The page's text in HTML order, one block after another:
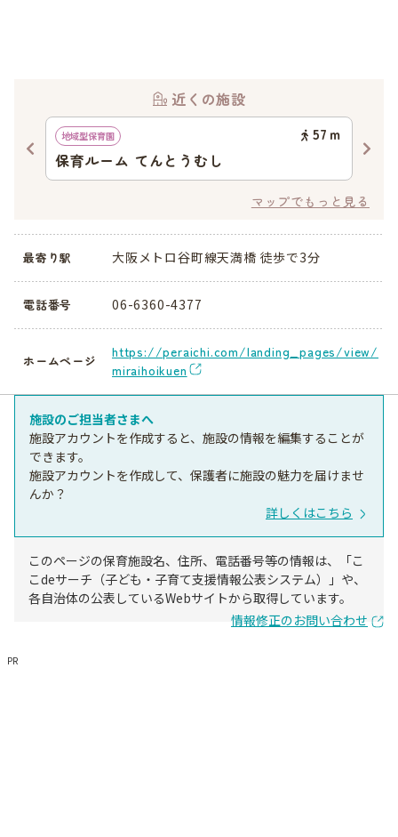
近くの施設
地域型保育園 57 ｍ
保育ルーム てんとうむし
マップでもっと見る
最寄り駅 大阪メトロ谷町線天満橋 徒歩で3分
電話番号 06-6360-4377
ホームページ
https://peraichi.com/landing_pages/view/
miraihoikuen
施設のご担当者さまへ
施設アカウントを作成すると、施設の情報を編集することが
できます。
施設アカウントを作成して、保護者に施設の魅力を届けませ
んか？
詳しくはこちら
このページの保育施設名、住所、電話番号等の情報は、「こ
こdeサーチ（子ども・子育て支援情報公表システム）」や、
各自治体の公表しているWebサイトから取得しています。
情報修正のお問い合わせ
PR